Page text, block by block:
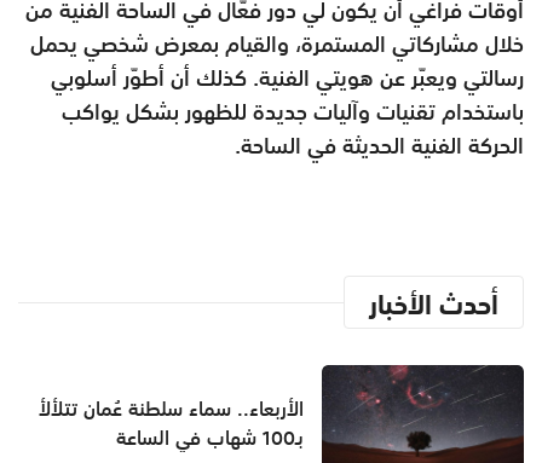
أوقات فراغي أن يكون لي دور فعّال في الساحة الفنية من
خلال مشاركاتي المستمرة، والقيام بمعرض شخصي يحمل
رسالتي ويعبّر عن هويتي الفنية. كذلك أن أطوّر أسلوبي
باستخدام تقنيات وآليات جديدة للظهور بشكل يواكب
الحركة الفنية الحديثة في الساحة.
أحدث الأخبار
الأربعاء.. سماء سلطنة عُمان تتلألأ
بـ100 شهاب في الساعة